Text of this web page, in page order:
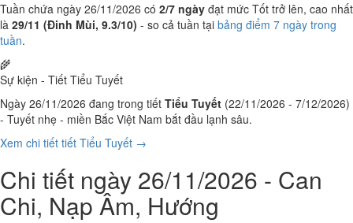
Tuần chứa ngày 26/11/2026 có 2/7 ngày đạt mức Tốt trở lên, cao nhất
là 29/11 (Đinh Mùi, 9.3/10) - so cả tuần tại bảng điểm 7 ngày trong
tuần.
🌾
Sự kiện - Tiết Tiểu Tuyết
Ngày 26/11/2026 đang trong tiết Tiểu Tuyết (22/11/2026 - 7/12/2026)
- Tuyết nhẹ - miền Bắc Việt Nam bắt đầu lạnh sâu.
Xem chi tiết tiết Tiểu Tuyết →
Chi tiết ngày 26/11/2026 - Can
Chi, Nạp Âm, Hướng